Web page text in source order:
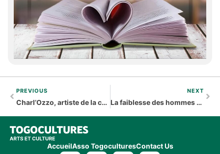
PREVIOUS
Charl’Ozzo, artiste de la chanson : « Pour moi, un artiste complet, c’est celui-là qui concilie chant et danse»
NEXT
La faiblesse des hommes ou la pensée unique
AccueilAsso TogoculturesContact Us